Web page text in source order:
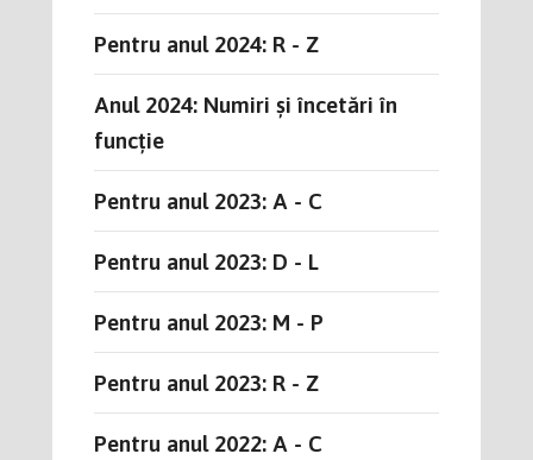
Pentru anul 2024: R - Z
Anul 2024: Numiri și încetări în
funcție
Pentru anul 2023: A - C
Pentru anul 2023: D - L
Pentru anul 2023: M - P
Pentru anul 2023: R - Z
Pentru anul 2022: A - C